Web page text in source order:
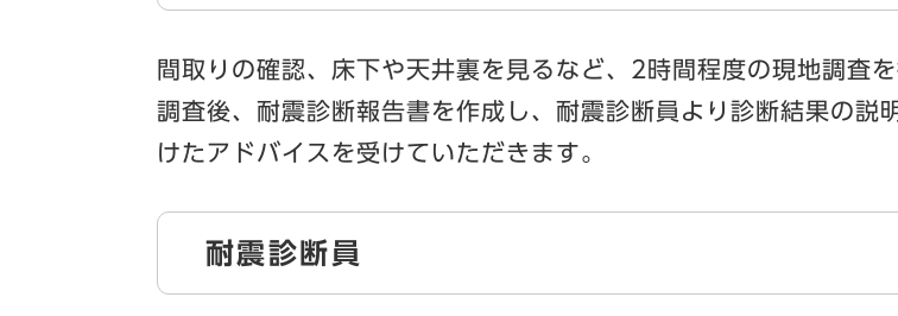
間取りの確認、床下や天井裏を見るなど、2時間程度の現地調査を
調査後、耐震診断報告書を作成し、耐震診断員より診断結果の説
けたアドバイスを受けていただきます。
耐震診断員